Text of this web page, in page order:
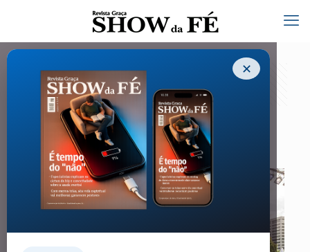
✕
Capa | Evento
01/03/2020